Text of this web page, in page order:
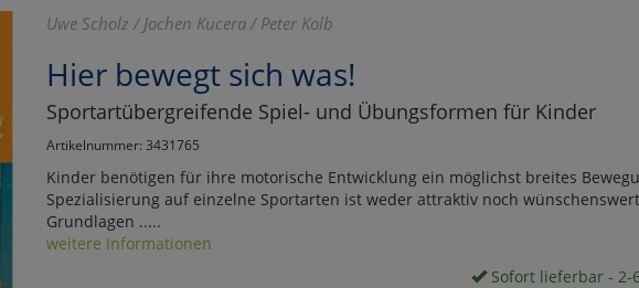
Uwe Scholz / Jochen Kucera / Peter Kolb
Hier bewegt sich was!
Sportartübergreifende Spiel- und Übungsformen für Kinder
Artikelnummer: 3431765
Kinder benötigen für ihre motorische Entwicklung ein möglichst breites
Spezialisierung auf einzelne Sportarten ist weder attraktiv noch
Grundlagen .....
weitere Informationen
Sofort lieferbar - 2-